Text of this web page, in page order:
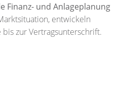
Finanz- und Anlageplanung
entwickeln
zur Vertragsunterschrift.